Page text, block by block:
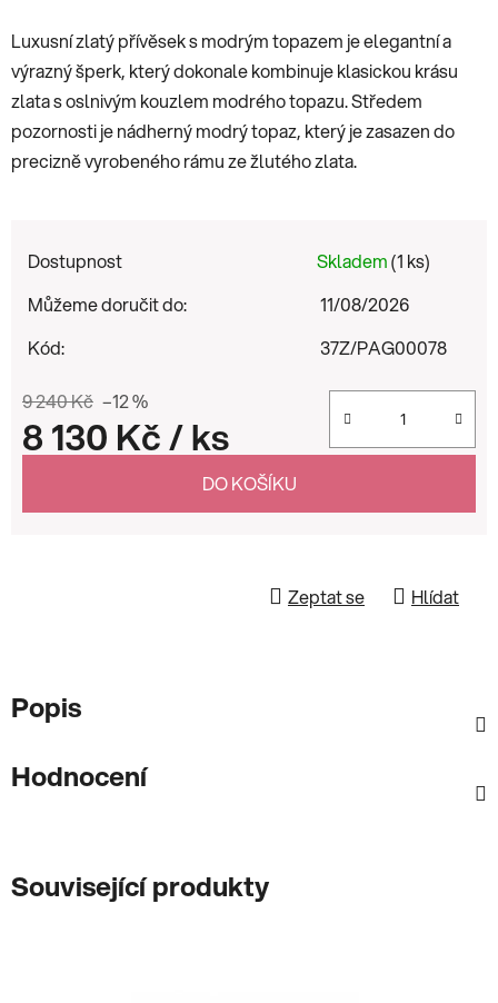
Luxusní zlatý přívěsek s modrým topazem je elegantní a
výrazný šperk, který dokonale kombinuje klasickou krásu
zlata s oslnivým kouzlem modrého topazu. Středem
pozornosti je nádherný modrý topaz, který je zasazen do
precizně vyrobeného rámu ze žlutého zlata.
Dostupnost Skladem(1 ks)
Můžeme doručit do:
11/08/2026
Kód:
37Z/PAG00078
9 240 Kč –12 %
8 130 Kč/ ks
DO KOŠÍKU
Zeptat se Hlídat
Popis
Hodnocení
Související produkty